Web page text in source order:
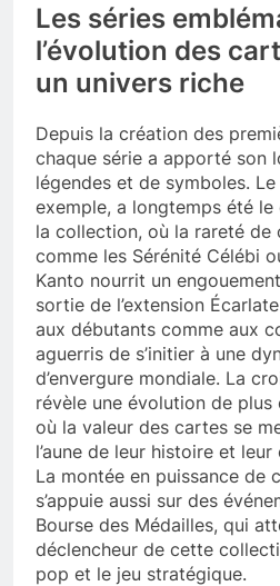
Les séries
l’évolution des
un univers riche
Depuis la création des
chaque série a apporté son
légendes et de symboles.
exemple, a longtemps été
la collection, où la rareté de
comme les Sérénité Célébi
Kanto nourrit un
sortie de l’extension
aux débutants comme aux
aguerris de s’initier à une
d’envergure mondiale. La
révèle une évolution de plus
où la valeur des cartes se
l’aune de leur histoire et
La montée en puissance de
s’appuie aussi sur des
Bourse des Médailles, qui
déclencheur de cette
pop et le jeu stratégique.